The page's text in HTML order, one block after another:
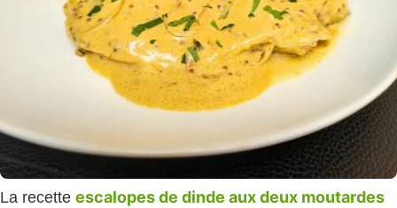
La recette escalopes de dinde aux deux moutardes